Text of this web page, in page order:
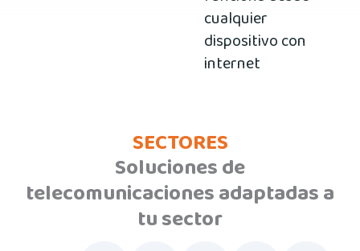
cualquier
dispositivo con
internet
SECTORES
Soluciones de
telecomunicaciones adaptadas a
tu sector